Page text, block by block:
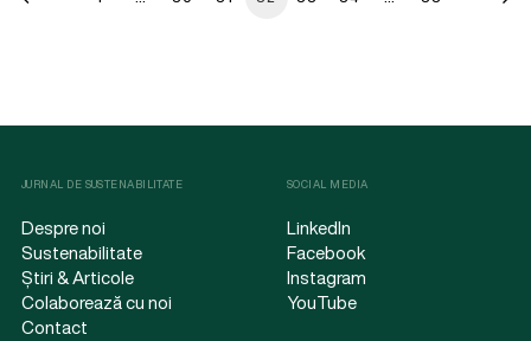
JURNAL DE SUSTENABILITATE
Despre noi
Sustenabilitate
Știri & Articole
Colaborează cu noi
Contact
SOCIAL MEDIA
LinkedIn
Facebook
Instagram
YouTube